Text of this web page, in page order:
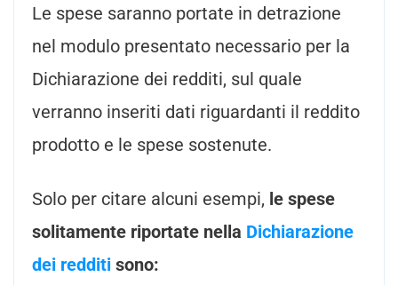
Le spese saranno portate in detrazione
nel modulo presentato necessario per la
Dichiarazione dei redditi, sul quale
verranno inseriti dati riguardanti il reddito
prodotto e le spese sostenute.
Solo per citare alcuni esempi, le spese
solitamente riportate nella Dichiarazione
dei redditi sono: